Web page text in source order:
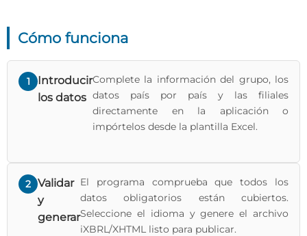
Cómo funciona
1
Introducir
los datos
Complete la información del grupo, los
datos país por país y las filiales
directamente en la aplicación o
impórtelos desde la plantilla Excel.
2 Validar
y
generar
El programa comprueba que todos los
datos obligatorios están cubiertos.
Seleccione el idioma y genere el archivo
iXBRL/XHTML listo para publicar.